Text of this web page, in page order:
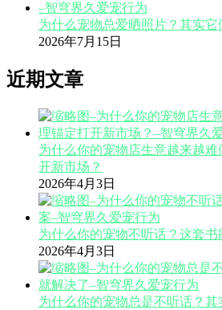
为什么宠物总爱晒照片？其实它
2026年7月15日
近期文章
为什么你的宠物店生意越来越
开新市场？
2026年4月3日
为什么你的宠物不听话？这套书
2026年4月3日
为什么你的宠物总是不听话？